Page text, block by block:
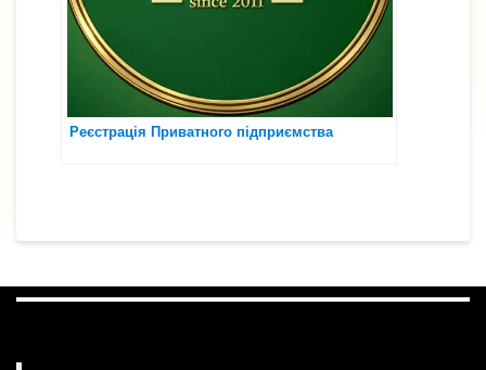
Реєстрація Приватного підприємства